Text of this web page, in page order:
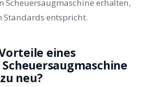
Scheuersaugmaschine erhalten,
Standards entspricht.
eines
neu?